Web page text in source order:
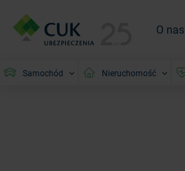
O nas
Samochód Nieruchomość